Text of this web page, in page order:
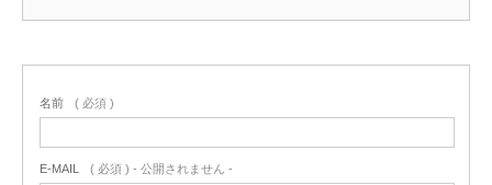
名前 ( 必須 )
E-MAIL ( 必須 ) - 公開されません -